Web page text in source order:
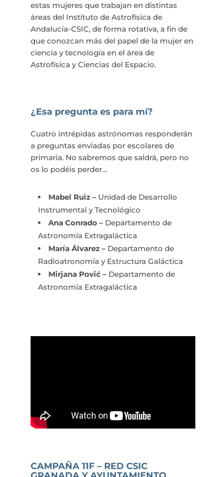
estas mujeres que trabajan en distintas
áreas del Instituto de Astrofísica de
Andalucía-CSIC, de forma rotativa, a fin de
que conozcan más del papel de la mujer en
ciencia y tecnología en el área de
Astrofísica y Ciencias del Espacio.
¿Esa pregunta es para mí?
Cuatro intrépidas astrónomas responderán
a preguntas enviadas por escolares de
primaria. No sabremos que saldrá, pero no
os lo podéis perder…
Mabel Ruiz – Unidad de Desarrollo
Instrumental y Tecnológico
Ana Conrado – Departamento de
Astronomía Extragaláctica
María Álvarez– Departamento de
Radioatronomía y Estructura Galáctica
Mirjana Pović – Departamento de
Astronomía Extragaláctica
CAMPAÑA 11F – RED CSIC